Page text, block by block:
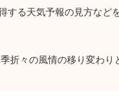
る天気予報の見方など
折々の風情の移り変わり